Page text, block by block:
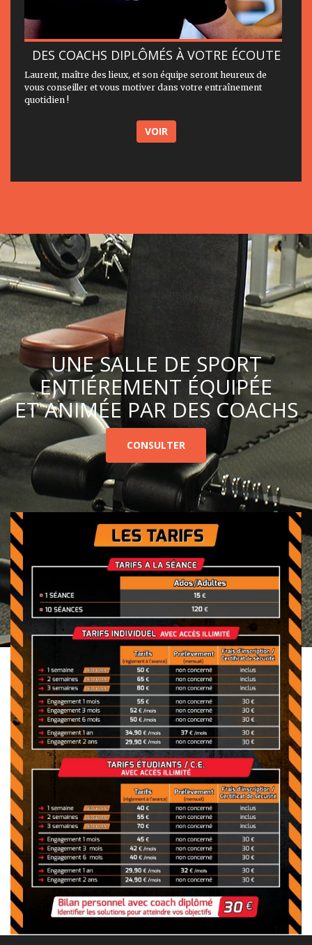
DES COACHS DIPLÔMÉS À VOTRE ÉCOUTE
Laurent, maître des lieux, et son équipe seront heureux de
vous conseiller et vous motiver dans votre entraînement
quotidien !
VOIR
UNE SALLE DE SPORT
ENTIÉREMENT ÉQUIPÉE
ET ANIMÉE PAR DES COACHS
CONSULTER